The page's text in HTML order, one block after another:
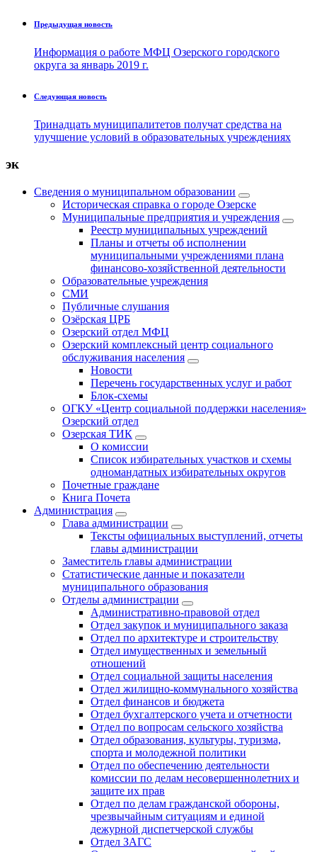
Предыдущая новость
Информация о работе МФЦ Озерского городского
округа за январь 2019 г.
Следующая новость
Тринадцать муниципалитетов получат средства на
улучшение условий в образовательных учреждениях
эк
Сведения о муниципальном образовании
Историческая справка о городе Озерске
Муниципальные предприятия и учреждения
Реестр муниципальных учреждений
Планы и отчеты об исполнении
муниципальными учреждениями плана
финансово-хозяйственной деятельности
Образовательные учреждения
СМИ
Публичные слушания
Озёрская ЦРБ
Озерский отдел МФЦ
Озерский комплексный центр социального
обслуживания населения
Новости
Перечень государственных услуг и работ
Блок-схемы
ОГКУ «Центр социальной поддержки населения»
Озерский отдел
Озерская ТИК
О комиссии
Список избирательных участков и схемы
одномандатных избирательных округов
Почетные граждане
Книга Почета
Администрация
Глава администрации
Тексты официальных выступлений, отчеты
главы администрации
Заместитель главы администрации
Статистические данные и показатели
муниципального образования
Отделы администрации
Административно-правовой отдел
Отдел закупок и муниципального заказа
Отдел по архитектуре и строительству
Отдел имущественных и земельный
отношений
Отдел социальной защиты населения
Отдел жилищно-коммунального хозяйства
Отдел финансов и бюджета
Отдел бухгалтерского учета и отчетности
Отдел по вопросам сельского хозяйства
Отдел образования, культуры, туризма,
спорта и молодежной политики
Отдел по обеспечению деятельности
комиссии по делам несовершеннолетних и
защите их прав
Отдел по делам гражданской обороны,
чрезвычайным ситуациям и единой
дежурной диспетчерской службы
Отдел ЗАГС